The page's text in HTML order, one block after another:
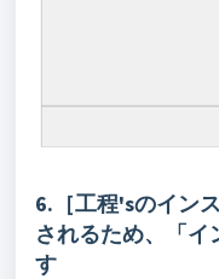
6.［工程'sのイン
されるため、「イ
す